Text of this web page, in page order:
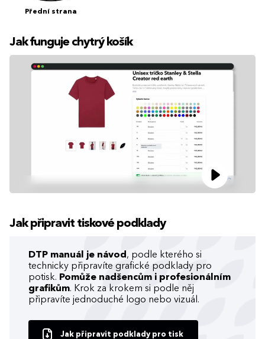
Přední strana
Jak funguje chytrý košík
Jak připravit tiskové podklady
DTP manuál je návod , podle kterého si
technicky připravíte grafické podklady pro
potisk. Pomůže nadšencům i profesionálním
grafikům. Krok za krokem si podle něj
připravíte jednoduché logo nebo vizuál.
Jak připravit podklady pro tisk